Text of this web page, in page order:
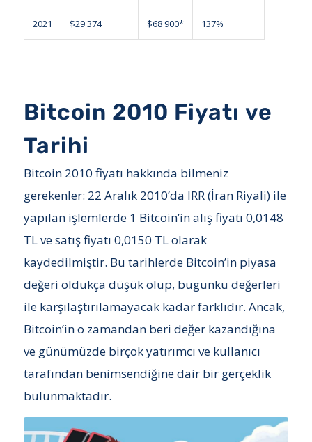
2021 $29 374 $68 900* 137%
Bitcoin 2010 Fiyatı ve
Tarihi
Bitcoin 2010 fiyatı hakkında bilmeniz
gerekenler: 22 Aralık 2010’da IRR (İran Riyali) ile
yapılan işlemlerde 1 Bitcoin’in alış fiyatı 0,0148
TL ve satış fiyatı 0,0150 TL olarak
kaydedilmiştir. Bu tarihlerde Bitcoin’in piyasa
değeri oldukça düşük olup, bugünkü değerleri
ile karşılaştırılamayacak kadar farklıdır. Ancak,
Bitcoin’in o zamandan beri değer kazandığına
ve günümüzde birçok yatırımcı ve kullanıcı
tarafından benimsendiğine dair bir gerçeklik
bulunmaktadır.